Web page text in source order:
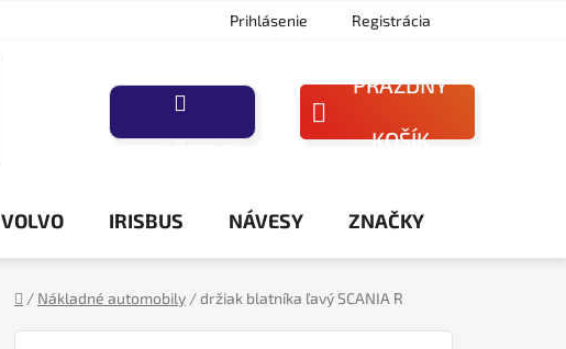
Prihlásenie Registrácia
NÁKUPNÝ
PRÁZDNY
KOŠÍK
VOLVO IRISBUS NÁVESY ZNAČKY
/ Nákladné automobily /držiak blatníka ľavý SCANIA R